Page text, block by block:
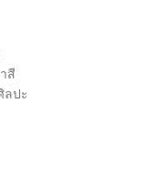
สี
ลปะ